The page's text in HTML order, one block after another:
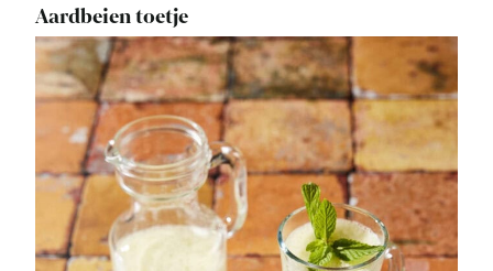
Aardbeien toetje